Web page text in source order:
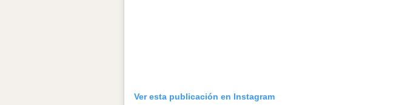
Ver esta publicación en Instagram